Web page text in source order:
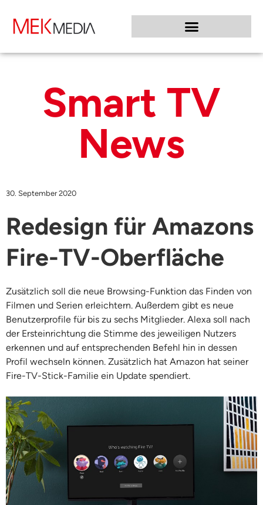
Smart TV
News
30. September 2020
Redesign für Amazons
Fire-TV-Oberfläche
Zusätzlich soll die neue Browsing-Funktion das Finden von
Filmen und Serien erleichtern. Außerdem gibt es neue
Benutzerprofile für bis zu sechs Mitglieder. Alexa soll nach
der Ersteinrichtung die Stimme des jeweiligen Nutzers
erkennen und auf entsprechenden Befehl hin in dessen
Profil wechseln können. Zusätzlich hat Amazon hat seiner
Fire-TV-Stick-Familie ein Update spendiert.